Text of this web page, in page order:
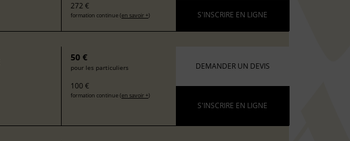
272 €
formation continue (en savoir +) S'INSCRIRE EN LIGNE
50 €
pour les particuliers
100 €
formation continue (en savoir +)
DEMANDER UN DEVIS
S'INSCRIRE EN LIGNE